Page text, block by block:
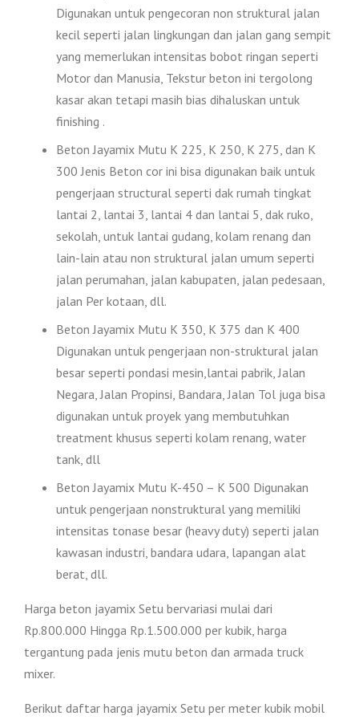
Digunakan untuk pengecoran non struktural jalan
kecil seperti jalan lingkungan dan jalan gang sempit
yang memerlukan intensitas bobot ringan seperti
Motor dan Manusia, Tekstur beton ini tergolong
kasar akan tetapi masih bias dihaluskan untuk
finishing .
Beton Jayamix Mutu K 225, K 250, K 275, dan K
300 Jenis Beton cor ini bisa digunakan baik untuk
pengerjaan structural seperti dak rumah tingkat
lantai 2, lantai 3, lantai 4 dan lantai 5, dak ruko,
sekolah, untuk lantai gudang, kolam renang dan
lain-lain atau non struktural jalan umum seperti
jalan perumahan, jalan kabupaten, jalan pedesaan,
jalan Per kotaan, dll.
Beton Jayamix Mutu K 350, K 375 dan K 400
Digunakan untuk pengerjaan non-struktural jalan
besar seperti pondasi mesin,lantai pabrik, Jalan
Negara, Jalan Propinsi, Bandara, Jalan Tol juga bisa
digunakan untuk proyek yang membutuhkan
treatment khusus seperti kolam renang, water
tank, dll
Beton Jayamix Mutu K-450 – K 500 Digunakan
untuk pengerjaan nonstruktural yang memiliki
intensitas tonase besar (heavy duty) seperti jalan
kawasan industri, bandara udara, lapangan alat
berat, dll.
Harga beton jayamix Setu bervariasi mulai dari
Rp.800.000 Hingga Rp.1.500.000 per kubik, harga
tergantung pada jenis mutu beton dan armada truck
mixer.
Berikut daftar harga jayamix Setu per meter kubik mobil